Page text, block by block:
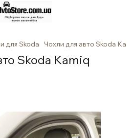
для Skoda Чохли для авто Skoda
Skoda Kamiq